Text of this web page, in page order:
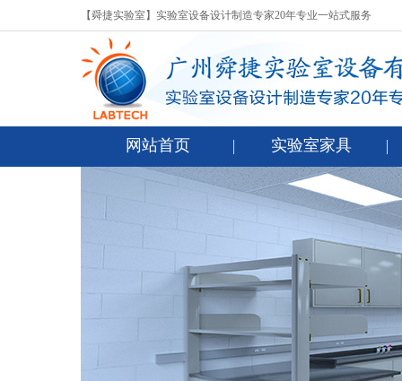
【舜捷实验室】实验室设备设计制造专家20年专业一站式服务
网站首页 实验室家具